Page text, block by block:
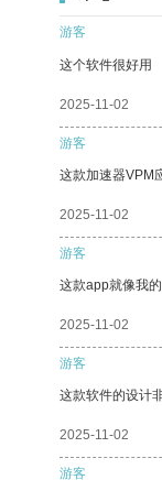
游客
这个软件很好用
2025-11-02
游客
这款加速器VPM
2025-11-02
游客
这款app就像我
2025-11-02
游客
这款软件的设计
2025-11-02
游客